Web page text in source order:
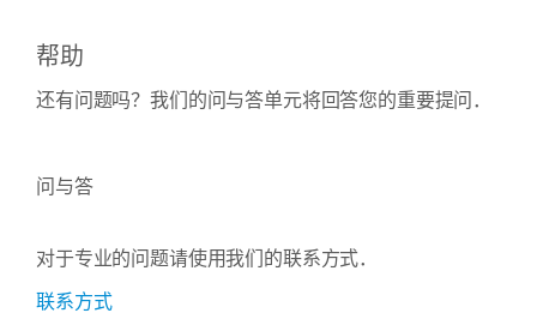
帮助
还有问题吗？我们的问与答单元将回答您的重要提问．
问与答
对于专业的问题请使用我们的联系方式．
联系方式